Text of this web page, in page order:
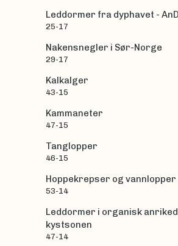
Leddormer fra dyphavet -
25-17
Nakensnegler i Sør-Norge
29-17
Kalkalger
43-15
Kammaneter
47-15
Tanglopper
46-15
Hoppekrepser og vannlopper -
53-14
Leddormer i organisk
kystsonen
47-14